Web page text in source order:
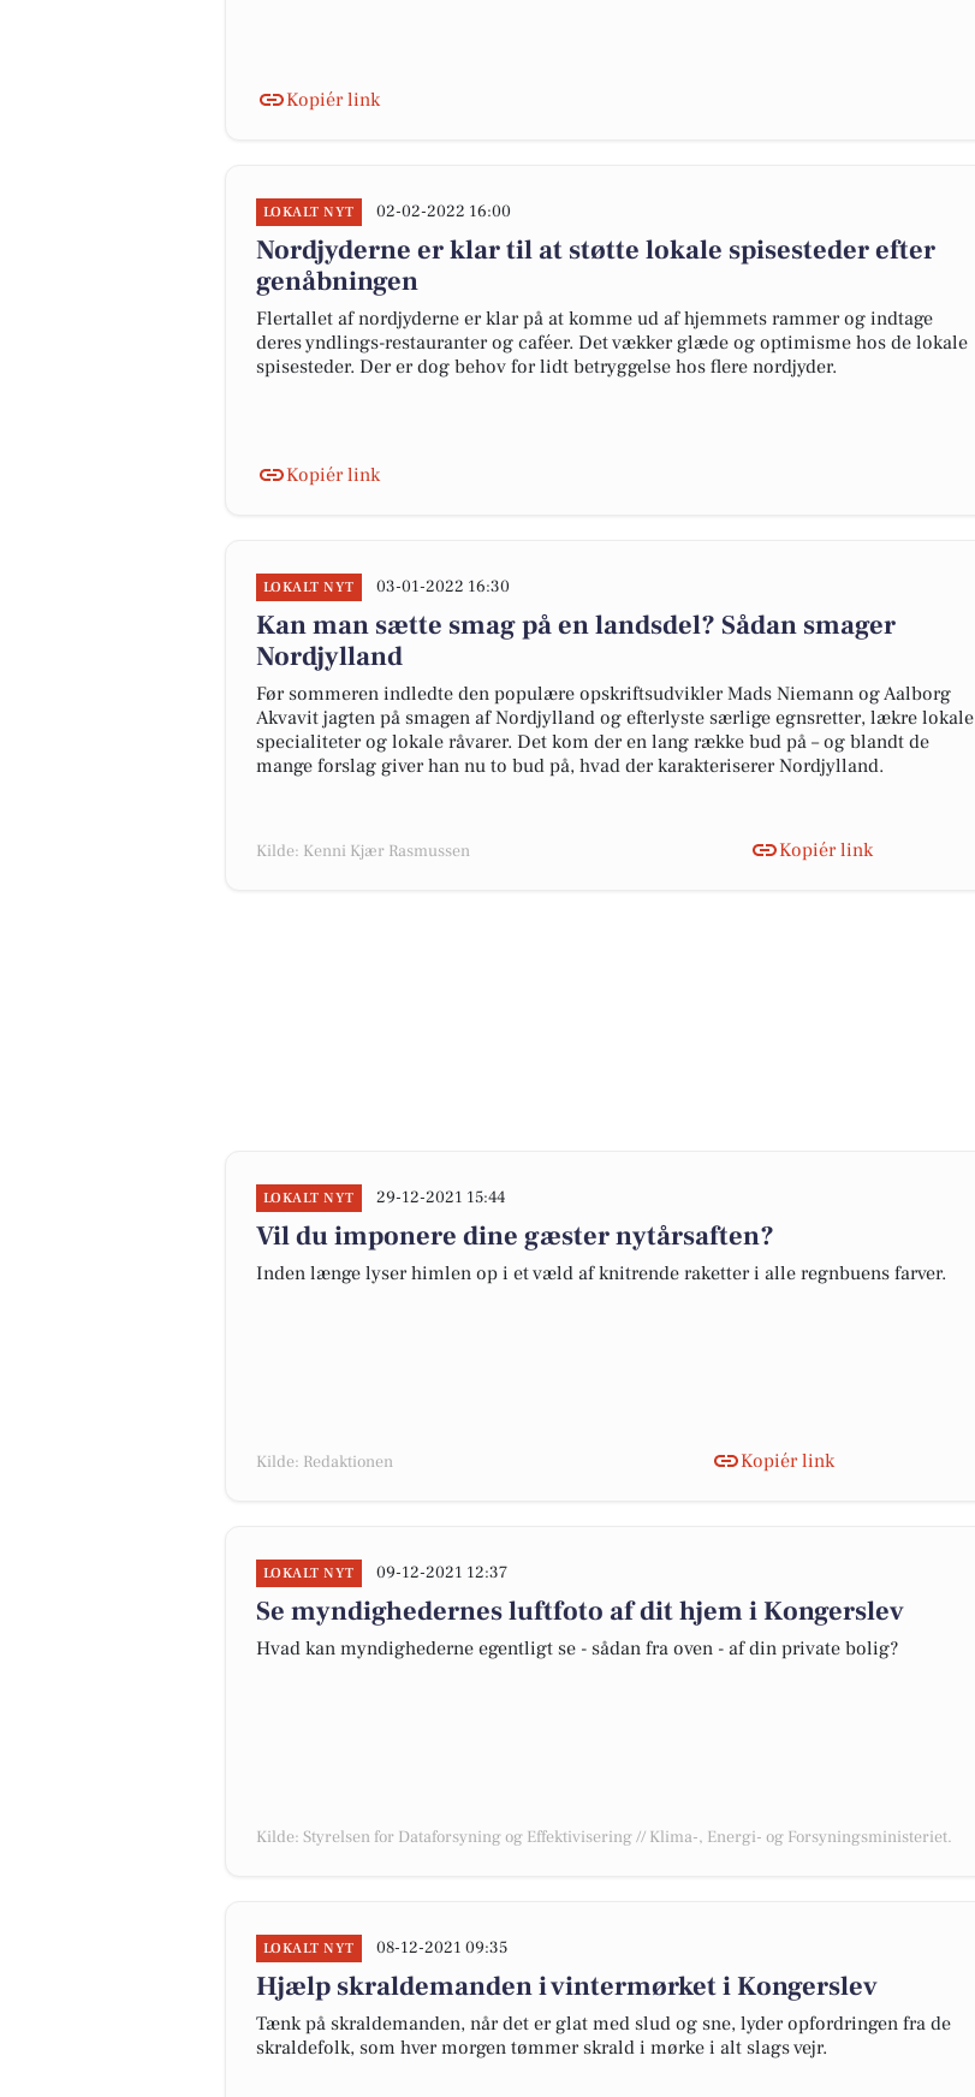
Kopiér link
LOKALT NYT 02-02-2022 16:00
Nordjyderne er klar til at støtte lokale spisesteder efter
genåbningen
Flertallet af nordjyderne er klar på at komme ud af hjemmets rammer og indtage
deres yndlings-restauranter og caféer. Det vækker glæde og optimisme hos de lokale
spisesteder. Der er dog behov for lidt betryggelse hos flere nordjyder.
Kopiér link
LOKALT NYT 03-01-2022 16:30
Kan man sætte smag på en landsdel? Sådan smager
Nordjylland
Før sommeren indledte den populære opskriftsudvikler Mads Niemann og Aalborg
Akvavit jagten på smagen af Nordjylland og efterlyste særlige egnsretter, lækre lokale
specialiteter og lokale råvarer. Det kom der en lang række bud på – og blandt de
mange forslag giver han nu to bud på, hvad der karakteriserer Nordjylland.
Kilde: Kenni Kjær Rasmussen Kopiér link
LOKALT NYT 29-12-2021 15:44
Vil du imponere dine gæster nytårsaften?
Inden længe lyser himlen op i et væld af knitrende raketter i alle regnbuens farver.
Kilde: Redaktionen Kopiér link
LOKALT NYT 09-12-2021 12:37
Se myndighedernes luftfoto af dit hjem i Kongerslev
Hvad kan myndighederne egentligt se - sådan fra oven - af din private bolig?
Kilde: Styrelsen for Dataforsyning og Effektivisering // Klima-, Energi- og Forsyningsministeriet.
LOKALT NYT 08-12-2021 09:35
Hjælp skraldemanden i vintermørket i Kongerslev
Tænk på skraldemanden, når det er glat med slud og sne, lyder opfordringen fra de
skraldefolk, som hver morgen tømmer skrald i mørke i alt slags vejr.